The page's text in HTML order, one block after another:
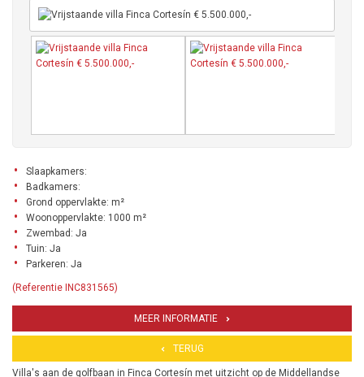
Slaapkamers:
Badkamers:
Grond oppervlakte: m²
Woonoppervlakte: 1000 m²
Zwembad: Ja
Tuin: Ja
Parkeren: Ja
(Referentie INC831565)
MEER INFORMATIE
TERUG
Villa's aan de golfbaan in Finca Cortesín met uitzicht op de Middellandse